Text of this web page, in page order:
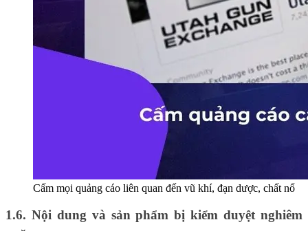
Cấm mọi quảng cáo liên quan đến vũ khí, đạn dược, chất nổ
1.6. Nội dung và sản phẩm bị kiểm duyệt nghiêm